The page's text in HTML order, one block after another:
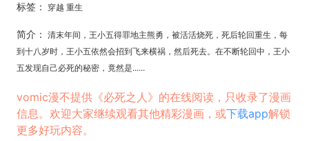
标签： 穿越 重生
简介： 清末年间，王小五得罪地主熊勇，被活活烧死，死后轮回重生，每
到十八岁时，王小五依然会招到飞来横祸，然后死去。在不断轮回中，王小
五发现自己必死的秘密，竟然是......
vomic漫不提供《必死之人》的在线阅读，只收录了漫画
信息。欢迎大家继续观看其他精彩漫画，或下载app解锁
更多好玩内容。